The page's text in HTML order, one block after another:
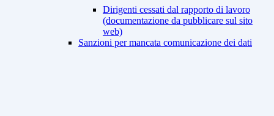
Dirigenti cessati dal rapporto di lavoro
(documentazione da pubblicare sul sito
web)
Sanzioni per mancata comunicazione dei dati